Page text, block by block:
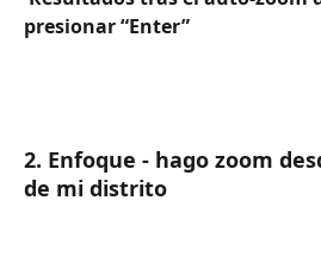
presionar “Enter”
2. Enfoque - hago zoom
de mi distrito